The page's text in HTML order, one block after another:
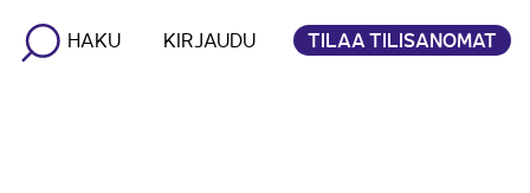
HAKU KIRJAUDU TILAA TILISANOMAT